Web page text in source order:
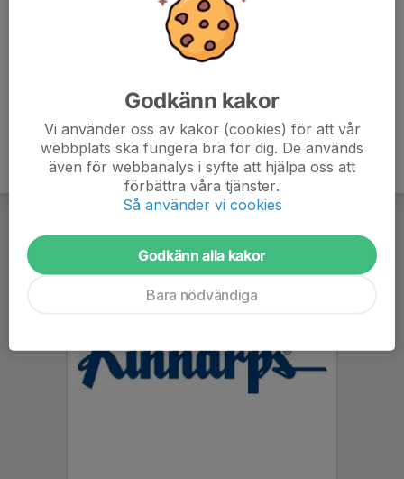
Godkänn kakor
Vi använder oss av kakor (cookies) för att vår
webbplats ska fungera bra för dig. De används
även för webbanalys i syfte att hjälpa oss att
förbättra våra tjänster.
Så använder vi cookies
Godkänn alla kakor
Bara nödvändiga